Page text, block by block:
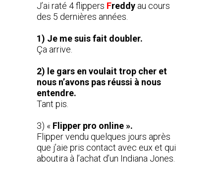
J’ai raté 4 flippers Freddy au cours
des 5 dernières années.
1) Je me suis fait doubler.
Ça arrive.
2) le gars en voulait trop cher et
nous n’avons pas réussi à nous
entendre.
Tant pis.
3) « Flipper pro online ».
Flipper vendu quelques jours après
que j’aie pris contact avec eux et qui
aboutira à l’achat d’un Indiana Jones.